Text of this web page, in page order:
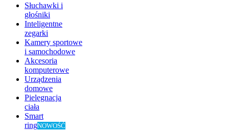
Słuchawki i
głośniki
Inteligentne
zegarki
Kamery sportowe
i samochodowe
Akcesoria
komputerowe
Urządzenia
domowe
Pielęgnacja
ciała
Smart
ringNOWOŚĆ